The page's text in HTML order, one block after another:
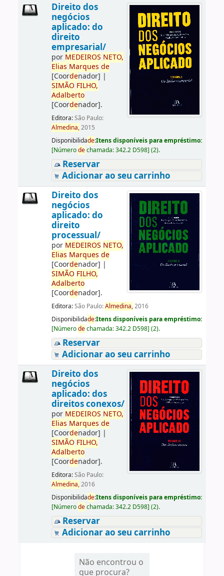
Direito dos
negócios
aplicado: do
direito
empresarial/
por MEDEIROS NETO,
Elias Marques de
[Coordenador] |
SIMÃO FILHO,
Adalberto
[Coordenador].
Editora:São Paulo:
Almedina,2015
Disponibilidade:Itens disponíveis para empréstimo:
[Númerodechamada:342.2 D598] (2).
Reservar
Adicionar ao seu carrinho
Direito dos
negócios
aplicado: do
direito
processual/
por MEDEIROS NETO,
Elias Marques de
[Coordenador] |
SIMÃO FILHO,
Adalberto
[Coordenador].
Editora:São Paulo:Almedina,2016
Disponibilidade:Itens disponíveis para empréstimo:
[Númerodechamada:342.2 D598] (2).
Reservar
Adicionar ao seu carrinho
Direito dos
negócios
aplicado: dos
direitos conexos/
por MEDEIROS NETO,
Elias Marques de
[Coordenador] |
SIMÃO FILHO,
Adalberto
[Coordenador].
Editora:São Paulo:
Almedina,2016
Disponibilidade:Itens disponíveis para empréstimo:
[Númerodechamada:342.2 D598] (2).
Reservar
Adicionar ao seu carrinho
Não encontrou o
que procura?